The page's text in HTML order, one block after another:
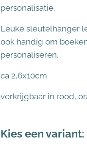
personalisatie.
Leuke sleutelhanger
ook handig om
personaliseren.
ca 2,6x10cm
verkrijgbaar in rood,
Kies een variant: